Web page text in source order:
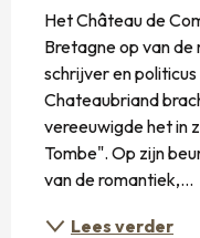
Het Château de
Bretagne op van
schrijver en
Chateaubriand
vereeuwigde het in
Tombe". Op zijn
van de romantiek,...
Lees verder